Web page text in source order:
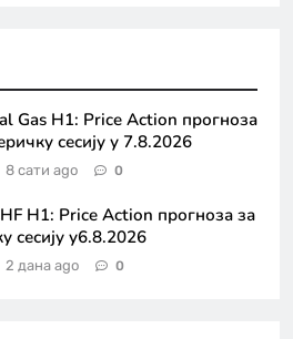
Gas H1: Price Action прогноза
сесију у 7.8.2026
8 сати ago 0
H1: Price Action прогноза за
сесију у6.8.2026
2 дана ago 0